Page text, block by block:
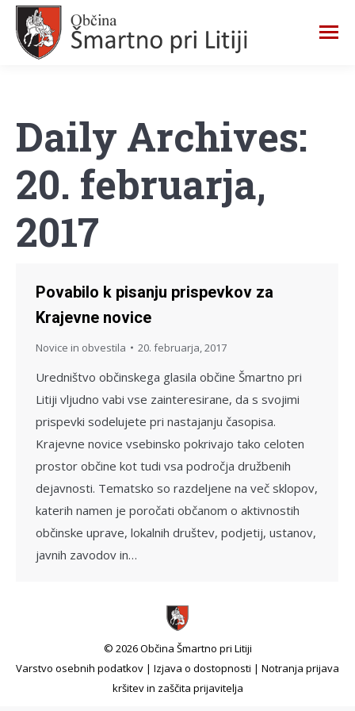
Daily Archives:
20. februarja,
2017
Povabilo k pisanju prispevkov za
Krajevne novice
Novice in obvestila 20. februarja, 2017
Uredništvo občinskega glasila občine Šmartno pri
Litiji vljudno vabi vse zainteresirane, da s svojimi
prispevki sodelujete pri nastajanju časopisa.
Krajevne novice vsebinsko pokrivajo tako celoten
prostor občine kot tudi vsa področja družbenih
dejavnosti. Tematsko so razdeljene na več sklopov,
katerih namen je poročati občanom o aktivnostih
občinske uprave, lokalnih društev, podjetij, ustanov,
javnih zavodov in…
© 2026 Občina Šmartno pri Litiji
Varstvo osebnih podatkov | Izjava o dostopnosti | Notranja prijava
kršitev in zaščita prijavitelja